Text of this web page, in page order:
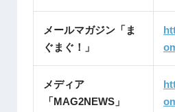
メールマガジン「ま
ぐまぐ！」
メディア
「MAG2NEWS」